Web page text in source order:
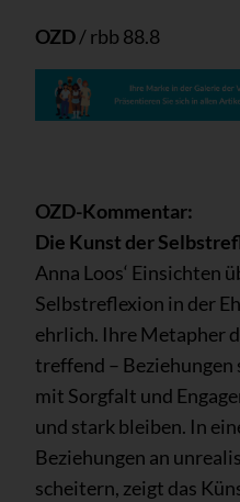
OZD/ rbb 88.8
OZD-Kommentar:
Die Kunst der
Anna Loos‘ Einsichten
Selbstreflexion in der
ehrlich. Ihre Metapher
treffend – Beziehungen
mit Sorgfalt und
und stark bleiben. In
Beziehungen an
scheitern, zeigt das